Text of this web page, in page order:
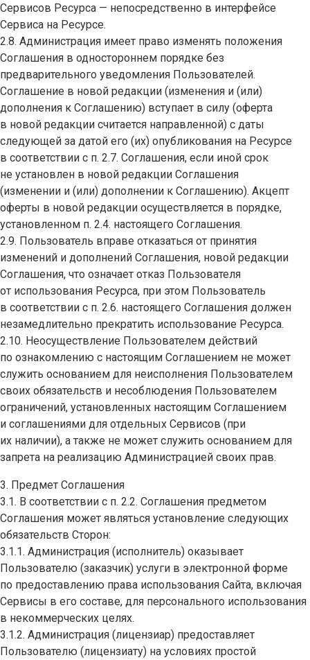
Сервисов Ресурса — непосредственно в интерфейсе
Сервиса на Ресурсе.
2.8. Администрация имеет право изменять положения
Соглашения в одностороннем порядке без
предварительного уведомления Пользователей.
Соглашение в новой редакции (изменения и (или)
дополнения к Соглашению) вступает в силу (оферта
в новой редакции считается направленной) с даты
следующей за датой его (их) опубликования на Ресурсе
в соответствии с п. 2.7. Соглашения, если иной срок
не установлен в новой редакции Соглашения
(изменении и (или) дополнении к Соглашению). Акцепт
оферты в новой редакции осуществляется в порядке,
установленном п. 2.4. настоящего Соглашения.
2.9. Пользователь вправе отказаться от принятия
изменений и дополнений Соглашения, новой редакции
Соглашения, что означает отказ Пользователя
от использования Ресурса, при этом Пользователь
в соответствии с п. 2.6. настоящего Соглашения должен
незамедлительно прекратить использование Ресурса.
2.10. Неосуществление Пользователем действий
по ознакомлению с настоящим Соглашением не может
служить основанием для неисполнения Пользователем
своих обязательств и несоблюдения Пользователем
ограничений, установленных настоящим Соглашением
и соглашениями для отдельных Сервисов (при
их наличии), а также не может служить основанием для
запрета на реализацию Администрацией своих прав.
3. Предмет Соглашения
3.1. В соответствии с п. 2.2. Соглашения предметом
Соглашения может являться установление следующих
обязательств Сторон:
3.1.1. Администрация (исполнитель) оказывает
Пользователю (заказчик) услуги в электронной форме
по предоставлению права использования Сайта, включая
Сервисы в его составе, для персонального использования
в некоммерческих целях.
3.1.2. Администрация (лицензиар) предоставляет
Пользователю (лицензиату) на условиях простой